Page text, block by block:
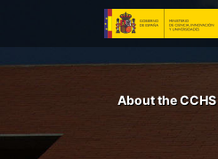
Menu
About the CCHS